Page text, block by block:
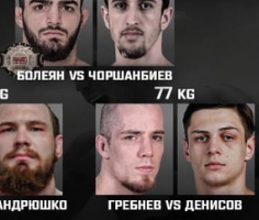
турнир ZANSHIN CUP